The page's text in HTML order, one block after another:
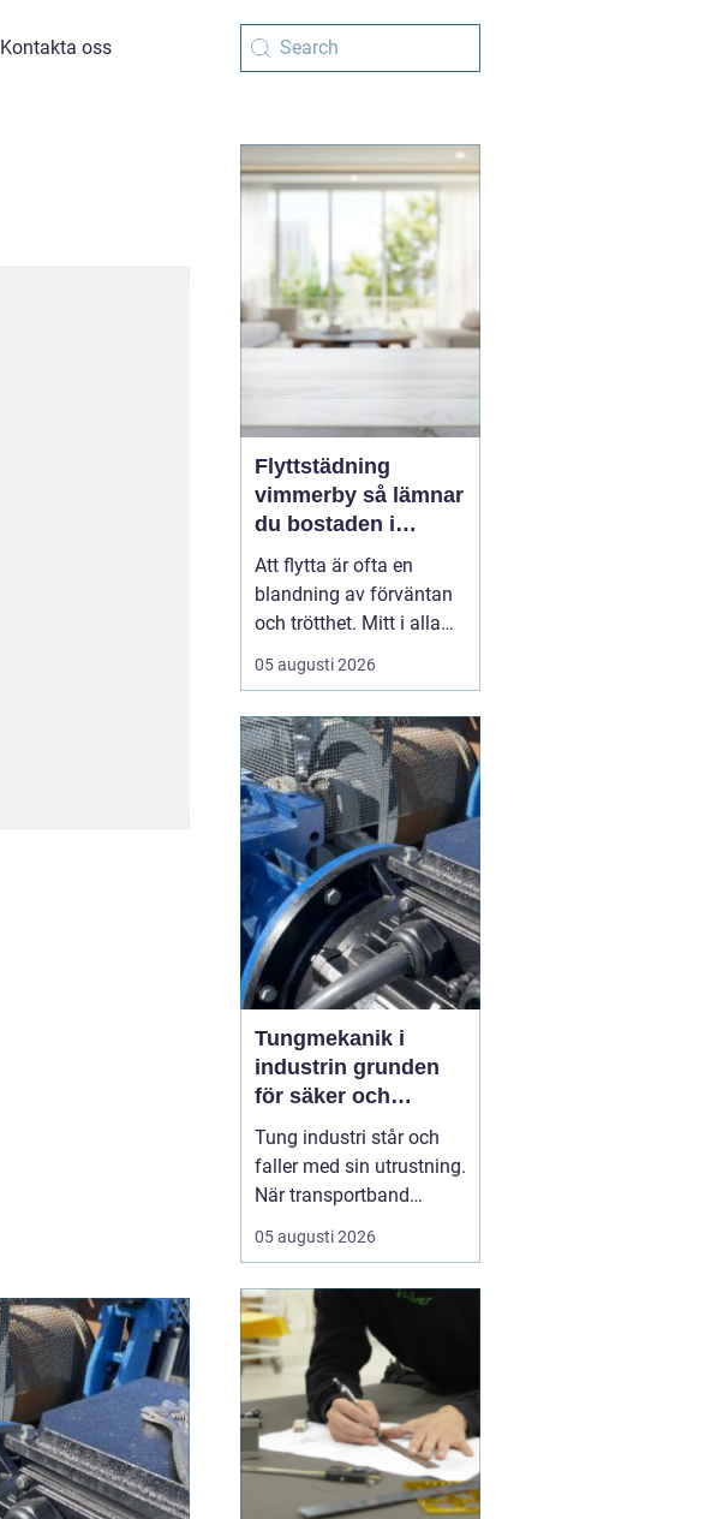
Kontakta oss
Flyttstädning
vimmerby så lämnar
du bostaden i
toppskick utan
stress
Att flytta är ofta en
blandning av förväntan
och trötthet. Mitt i alla
kartonger,
adressändringar och
dyker en fråga upp: hur
ska bostaden hinna bli
skinande ren? För
många i Vimmerby är
svaret att ta
flyttstädningen på lika
stort...
05 augusti 2026
Tungmekanik i
industrin grunden
för säker och
effektiv produktion
Tung industri står och
faller med sin utrustning.
När transportband
stannar, motorer bränner
lindningar eller
stannar ofta hela
fabriken. Där
någonstans börjar
tungmekanik den del av
industrimekaniken som
handlar om stora kraft...
05 augusti 2026